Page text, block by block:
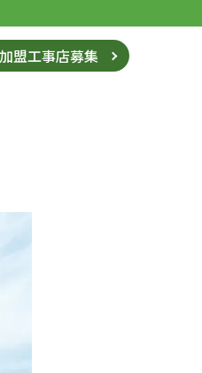
加盟工事店募集